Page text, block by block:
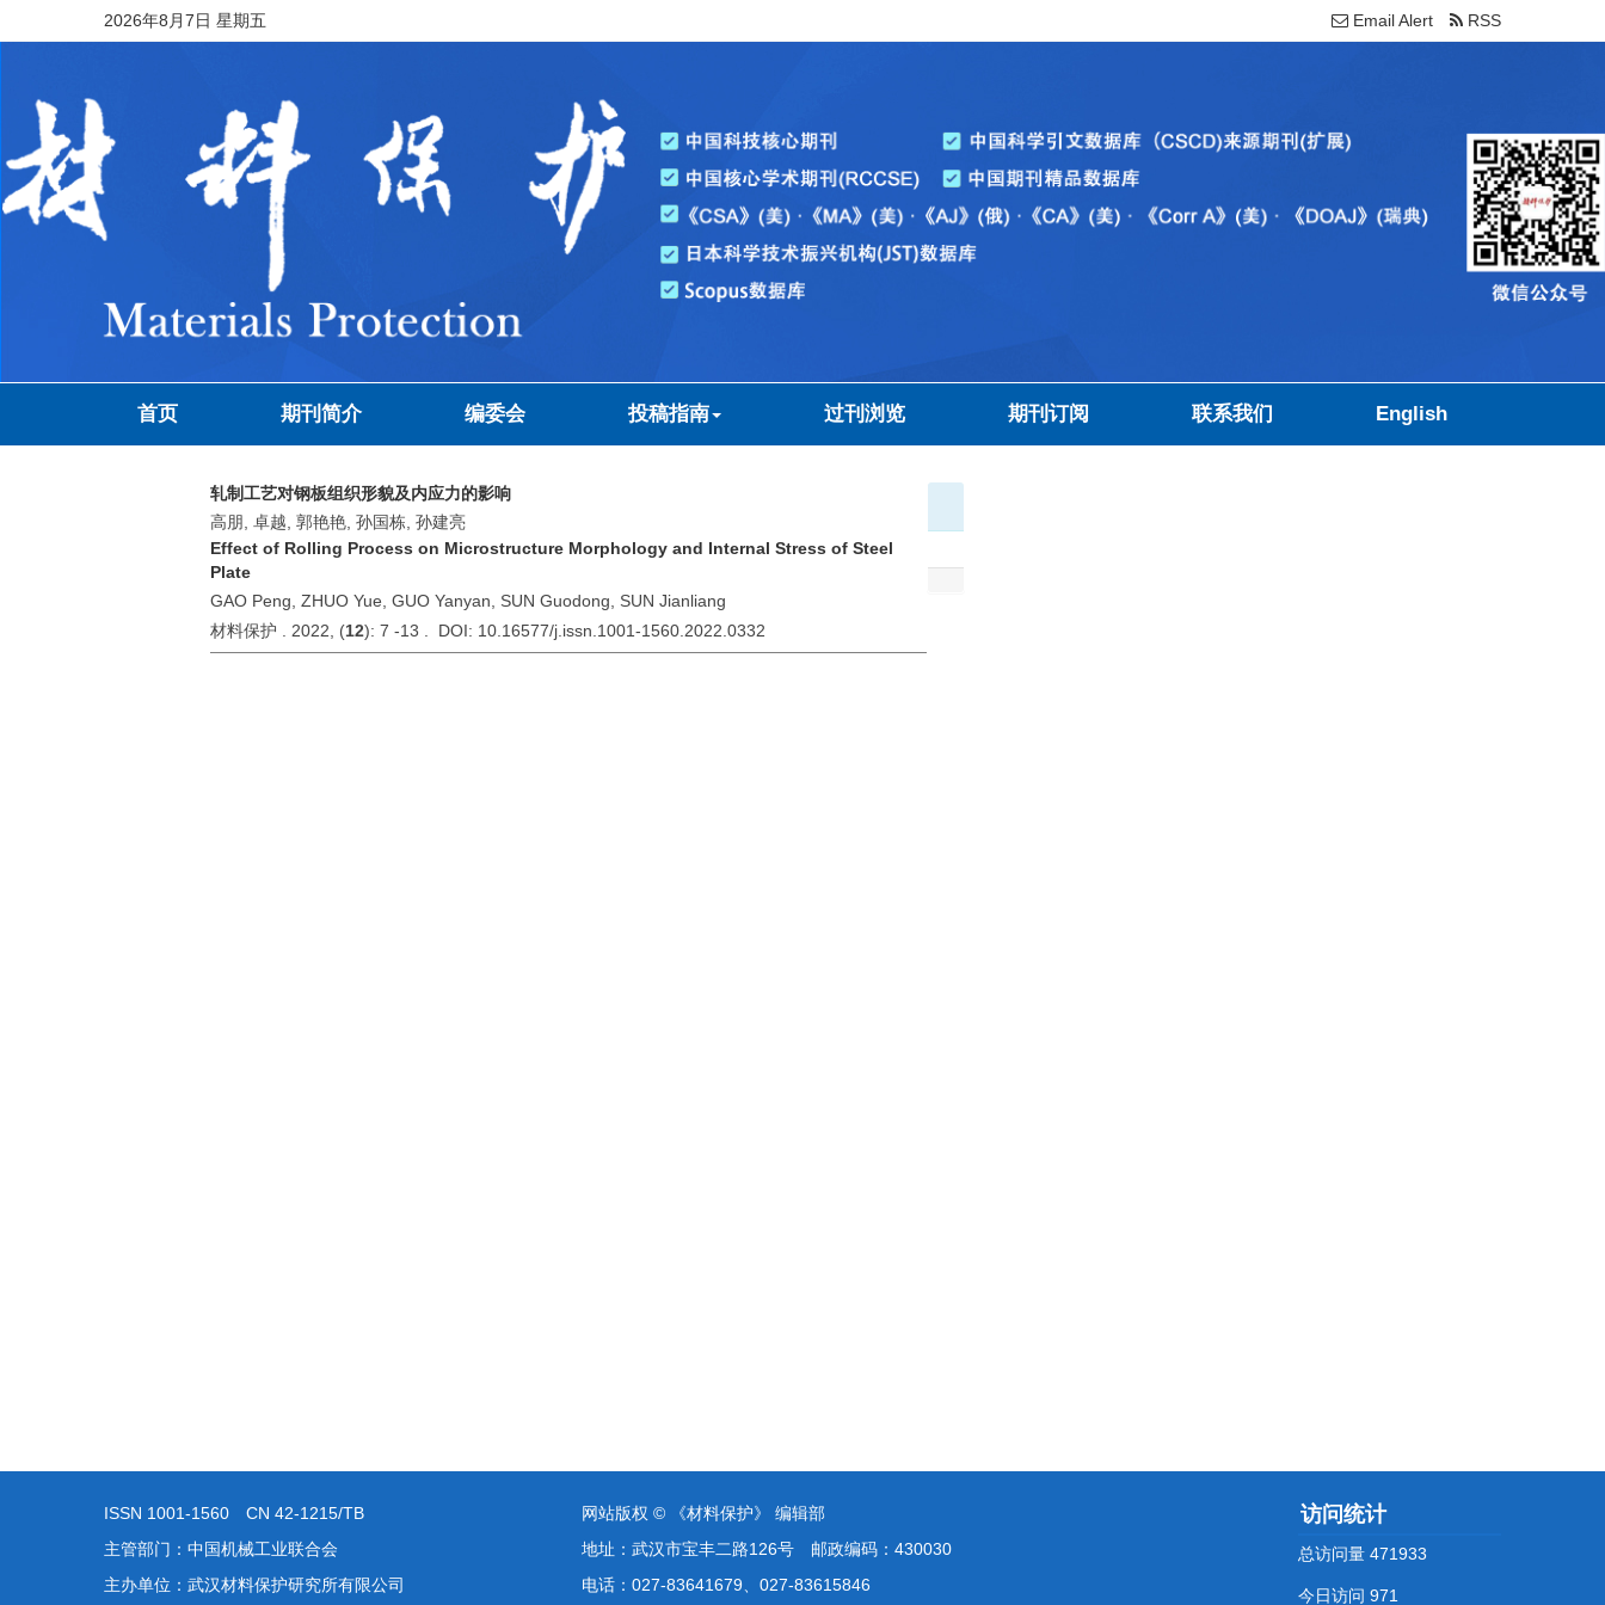
2026年8月7日 星期五 Email Alert RSS
首页 期刊简介 编委会 投稿指南 过刊浏览 期刊订阅 联系我们 English
轧制工艺对钢板组织形貌及内应力的影响
高朋, 卓越, 郭艳艳, 孙国栋, 孙建亮
Effect of Rolling Process on Microstructure Morphology and Internal Stress of Steel
Plate
GAO Peng, ZHUO Yue, GUO Yanyan, SUN Guodong, SUN Jianliang
材料保护 . 2022, (12): 7 -13 . DOI: 10.16577/j.issn.1001-1560.2022.0332
ISSN 1001-1560 CN 42-1215/TB
主管部门：中国机械工业联合会
主办单位：武汉材料保护研究所有限公司
网站版权 © 《材料保护》 编辑部
地址：武汉市宝丰二路126号 邮政编码：430030
电话：027-83641679、027-83615846
访问统计
总访问量 471933
今日访问 971